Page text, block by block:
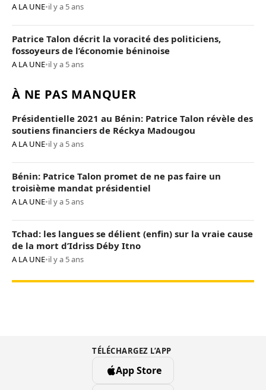
A LA UNE•il y a 5 ans
Patrice Talon décrit la voracité des politiciens,
fossoyeurs de l’économie béninoise
A LA UNE•il y a 5 ans
À NE PAS MANQUER
Présidentielle 2021 au Bénin: Patrice Talon révèle des
soutiens financiers de Réckya Madougou
A LA UNE•il y a 5 ans
Bénin: Patrice Talon promet de ne pas faire un
troisième mandat présidentiel
A LA UNE•il y a 5 ans
Tchad: les langues se délient (enfin) sur la vraie cause
de la mort d’Idriss Déby Itno
A LA UNE•il y a 5 ans
TÉLÉCHARGEZ L’APP
App Store